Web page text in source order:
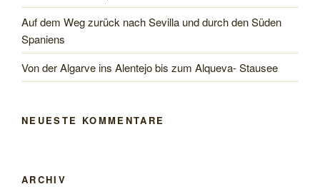
Auf dem Weg zurück nach Sevilla und durch den Süden
Spaniens
Von der Algarve ins Alentejo bis zum Alqueva- Stausee
NEUESTE KOMMENTARE
ARCHIV